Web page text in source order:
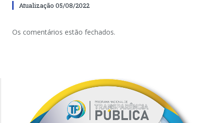
Atualização 05/08/2022
Os comentários estão fechados.